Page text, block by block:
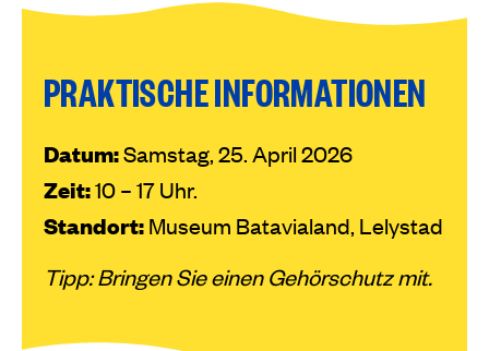
PRAKTISCHE INFORMATIONEN
Datum:Samstag, 25. April 2026
Zeit:10 – 17 Uhr.
Standort:Museum Batavialand, Lelystad
Tipp: Bringen Sie einen Gehörschutz mit.